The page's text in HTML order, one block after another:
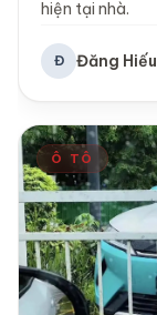
hiện tại nhà.
Đ Đăng Hiếu
Ô TÔ